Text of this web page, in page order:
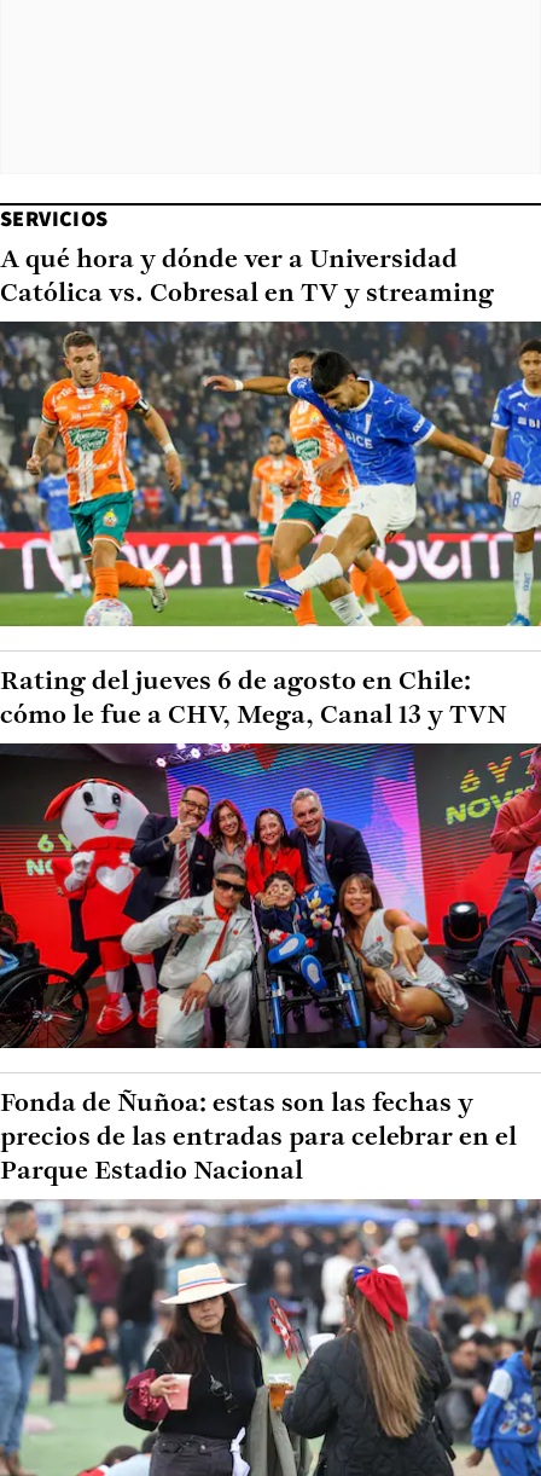
SERVICIOS
A qué hora y dónde ver a Universidad
Católica vs. Cobresal en TV y streaming
Rating del jueves 6 de agosto en Chile:
cómo le fue a CHV, Mega, Canal 13 y TVN
Fonda de Ñuñoa: estas son las fechas y
precios de las entradas para celebrar en el
Parque Estadio Nacional